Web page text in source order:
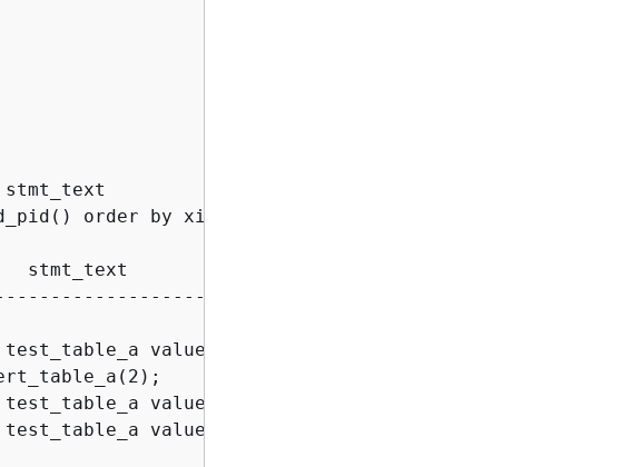
order by xid , starttime , sequence;
values (1);
values ( $1 )
values (3);